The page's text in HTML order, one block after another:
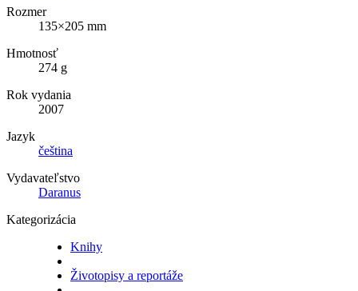
Rozmer
135×205 mm
Hmotnosť
274 g
Rok vydania
2007
Jazyk
čeština
Vydavateľstvo
Daranus
Kategorizácia
Knihy
Životopisy a reportáže